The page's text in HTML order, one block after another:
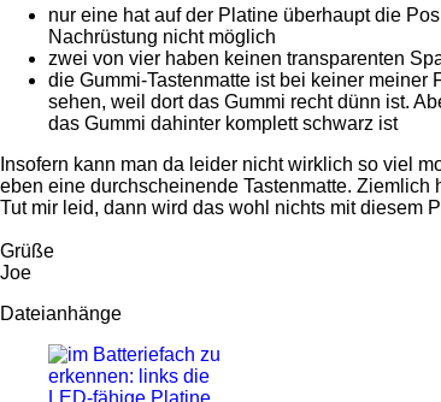
nur eine hat auf der Platine überhaupt die
Nachrüstung nicht möglich
zwei von vier haben keinen transparenten
die Gummi-Tastenmatte ist bei keiner
sehen, weil dort das Gummi recht dünn ist.
das Gummi dahinter komplett schwarz ist
Insofern kann man da leider nicht wirklich so viel
eben eine durchscheinende Tastenmatte.
Tut mir leid, dann wird das wohl nichts mit diesem
Grüße
Joe
Dateianhänge